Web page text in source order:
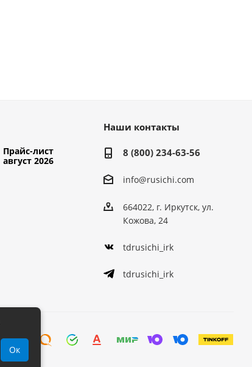
Прайс-лист
август 2026
Наши контакты
8 (800) 234-63-56
info@rusichi.com
664022, г. Иркутск, ул.
Кожова, 24
tdrusichi_irk
tdrusichi_irk
Ок